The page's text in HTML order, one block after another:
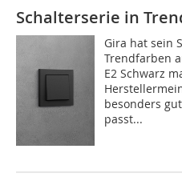
Schalterserie in
Gira hat sein
Trendfarben
E2 Schwarz
besonders
passt...